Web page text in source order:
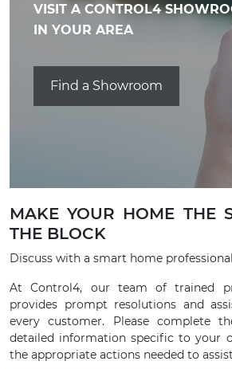
VISIT A CONTROL4
IN YOUR AREA
Find a Showroom
MAKE YOUR HOME THE
THE BLOCK
Discuss with a smart home professional
At Control4, our team of trained
provides prompt resolutions and
every customer. Please complete
detailed information specific to your
the appropriate actions needed to